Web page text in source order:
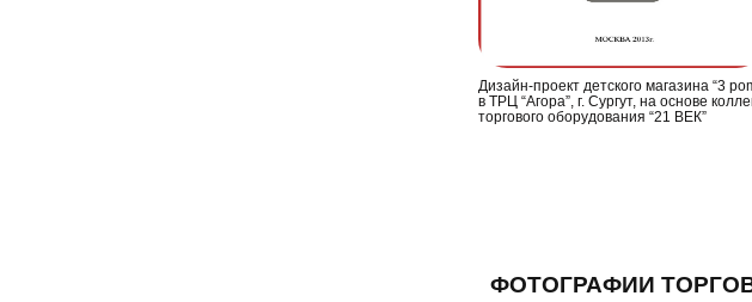
Дизайн-проект детского магазина “3
в ТРЦ “Агора”, г. Сургут, на основе
торгового оборудования “21 ВЕК”
ФОТОГРАФИИ